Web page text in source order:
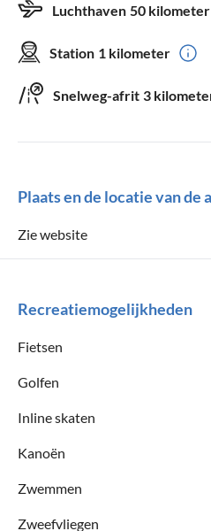
Luchthaven 50 kilometer
Station 1 kilometer
Snelweg-afrit 3
Plaats en de locatie van de
Zie website
Recreatiemogelijkheden
Fietsen
Golfen
Inline skaten
Kanoën
Zwemmen
Zweefvliegen